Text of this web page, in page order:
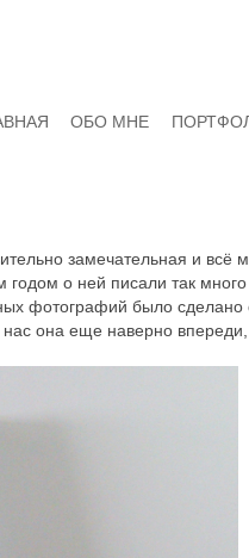
ОБО МНЕ
замечательная и всё
годом о ней писали так много
фотографий было сделано
нас она еще наверно